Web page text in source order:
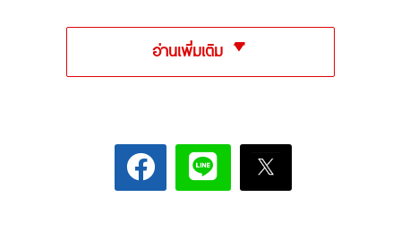
อ่านเพิ่มเติม